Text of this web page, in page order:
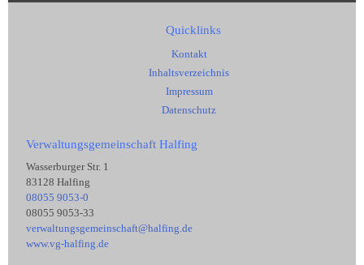
Quicklinks
Kontakt
Inhaltsverzeichnis
Impressum
Datenschutz
Verwaltungsgemeinschaft Halfing
Wasserburger Str. 1
83128 Halfing
08055 9053-0
08055 9053-33
verwaltungsgemeinschaft@halfing.de
www.vg-halfing.de